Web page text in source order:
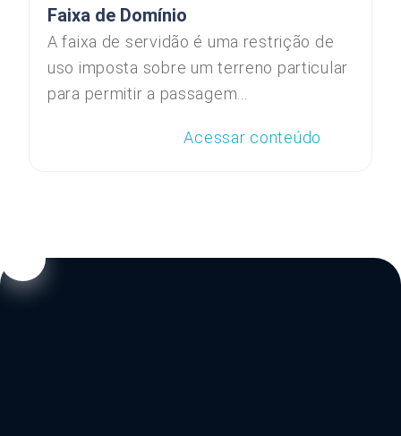
Faixa de Domínio
A faixa de servidão é uma restrição de
uso imposta sobre um terreno particular
para permitir a passagem...
Acessar conteúdo